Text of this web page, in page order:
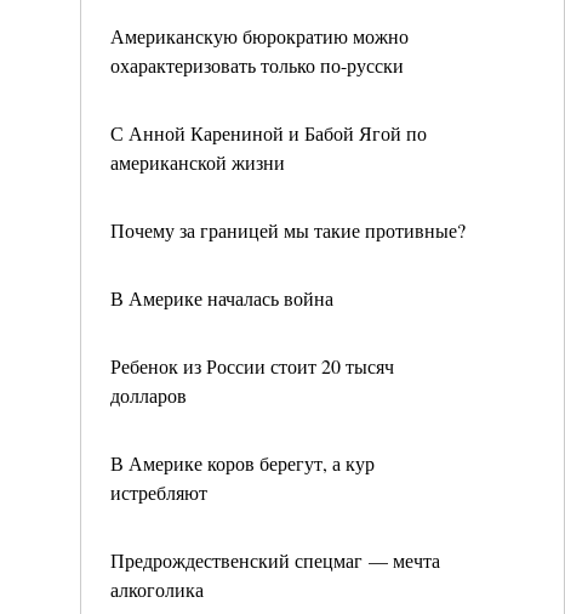
Американскую бюрократию можно
охарактеризовать только по-русски
С Анной Карениной и Бабой Ягой по
американской жизни
Почему за границей мы такие противные?
В Америке началась война
Ребенок из России стоит 20 тысяч
долларов
В Америке коров берегут, а кур
истребляют
Предрождественский спецмаг — мечта
алкоголика